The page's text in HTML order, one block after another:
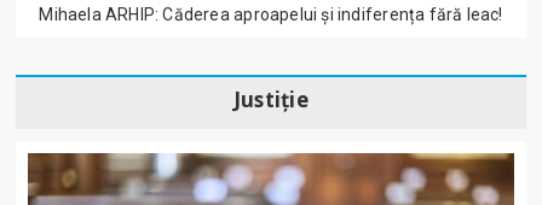
Mihaela ARHIP: Căderea aproapelui și indiferența fără leac!
Justiție